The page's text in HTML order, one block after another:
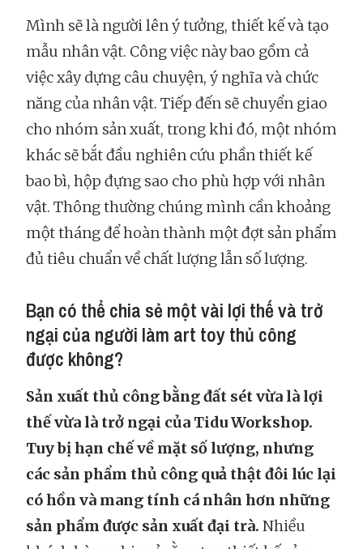
Mình sẽ là người lên ý tưởng, thiết kế và tạo
mẫu nhân vật. Công việc này bao gồm cả
việc xây dựng câu chuyện, ý nghĩa và chức
năng của nhân vật. Tiếp đến sẽ chuyển giao
cho nhóm sản xuất, trong khi đó, một nhóm
khác sẽ bắt đầu nghiên cứu phần thiết kế
bao bì, hộp đựng sao cho phù hợp với nhân
vật. Thông thường chúng mình cần khoảng
một tháng để hoàn thành một đợt sản phẩm
đủ tiêu chuẩn về chất lượng lẫn số lượng.
Bạn có thể chia sẻ một vài lợi thế và trở
ngại của người làm art toy thủ công
được không?
Sản xuất thủ công bằng đất sét vừa là lợi
thế vừa là trở ngại của Tidu Workshop.
Tuy bị hạn chế về mặt số lượng, nhưng
các sản phẩm thủ công quả thật đôi lúc lại
có hồn và mang tính cá nhân hơn những
sản phẩm được sản xuất đại trà. Nhiều